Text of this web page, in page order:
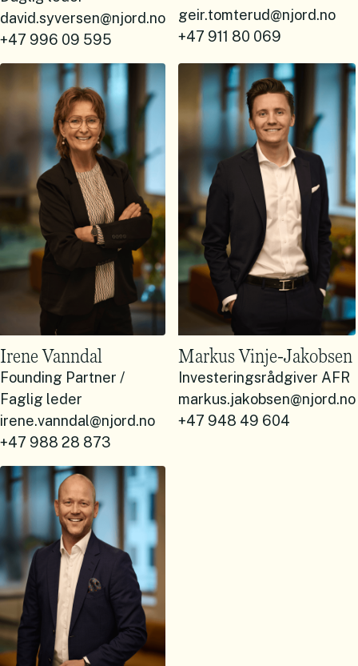
david.syversen@njord.no
+47 996 09 595
geir.tomterud@njord.no
+47 911 80 069
Irene Vanndal
Founding Partner /
Faglig leder
irene.vanndal@njord.no
+47 988 28 873
Markus Vinje-Jakobsen
Investeringsrådgiver AFR
markus.jakobsen@njord.no
+47 948 49 604